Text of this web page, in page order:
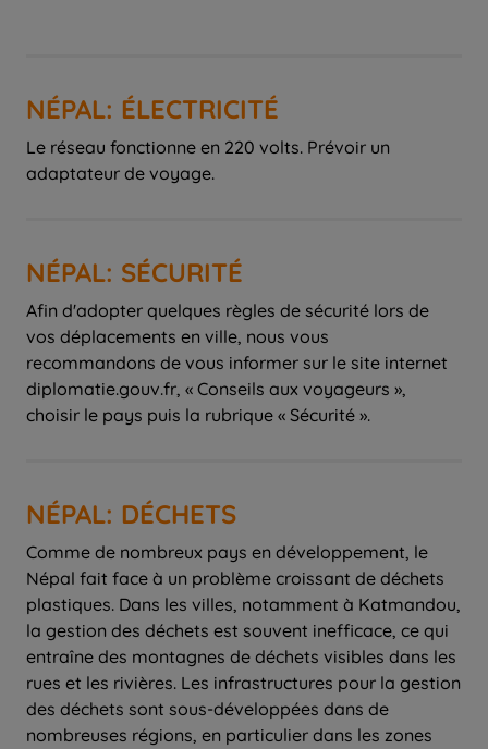
NÉPAL: ÉLECTRICITÉ
Le réseau fonctionne en 220 volts. Prévoir un
NÉPAL: SÉCURITÉ
Afin d'adopter quelques règles de sécurité lors de
vos déplacements en ville, nous vous
recommandons de vous informer sur le site internet
diplomatie.gouv.fr, « Conseils aux voyageurs »,
NÉPAL: DÉCHETS
Comme de nombreux pays en développement, le
Népal fait face à un problème croissant de déchets
plastiques. Dans les villes, notamment à Katmandou,
la gestion des déchets est souvent inefficace, ce qui
entraîne des montagnes de déchets visibles dans les
rues et les rivières. Les infrastructures pour la gestion
des déchets sont sous-développées dans de
nombreuses régions, en particulier dans les zones